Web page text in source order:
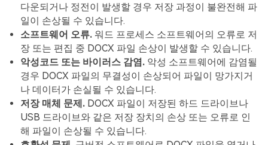
다운되거나 정전이 발생할 경우 저장 과정이 불완전해 파
일이 손상될 수 있습니다.
소프트웨어 오류. 워드 프로세스 소프트웨어의 오류로 저
장 또는 편집 중 DOCX 파일 손상이 발생할 수 있습니다.
악성코드 또는 바이러스 감염. 악성 소프트웨어에 감염될
경우 DOCX 파일의 무결성이 손상되어 파일이 망가지거
나 데이터가 손실될 수 있습니다.
저장 매체 문제. DOCX 파일이 저장된 하드 드라이브나
USB 드라이브와 같은 저장 장치의 손상 또는 오류로 인
해 파일이 손상될 수 있습니다.